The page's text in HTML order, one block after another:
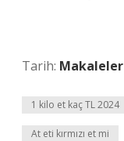
Tarih: Makaleler
1 kilo et kaç TL 2024
At eti kırmızı et mi